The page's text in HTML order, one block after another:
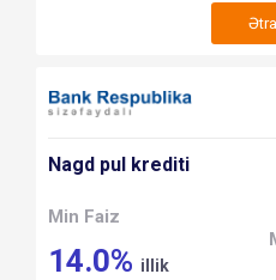
Nagd pul krediti
Min Faiz
14.0% illik